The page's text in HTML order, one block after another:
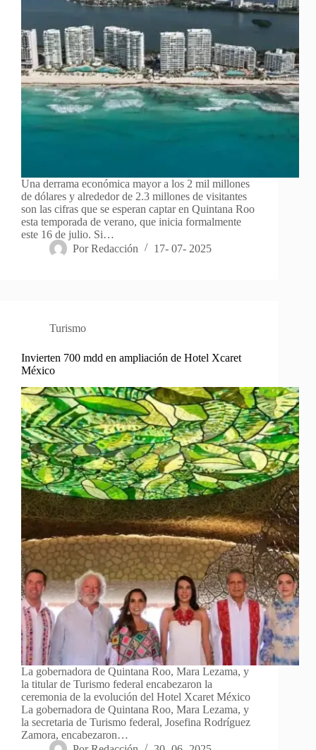
Una derrama económica mayor a los 2 mil millones
de dólares y alrededor de 2.3 millones de visitantes
son las cifras que se esperan captar en Quintana Roo
esta temporada de verano, que inicia formalmente
este 16 de julio. Si…
Por Redacción 17- 07- 2025
Turismo
Invierten 700 mdd en ampliación de Hotel Xcaret
México
La gobernadora de Quintana Roo, Mara Lezama, y
la titular de Turismo federal encabezaron la
ceremonia de la evolución del Hotel Xcaret México
La gobernadora de Quintana Roo, Mara Lezama, y
la secretaria de Turismo federal, Josefina Rodríguez
Zamora, encabezaron…